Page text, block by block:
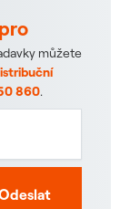
můžete
860.